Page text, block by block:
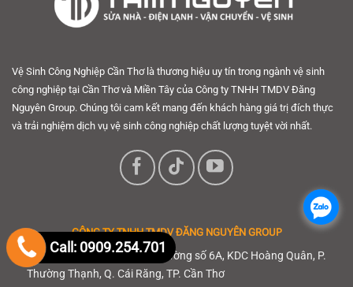
Vệ Sinh Công Nghiệp Cần Thơ là thương hiệu uy tín trong ngành vệ sinh
công nghiệp tại Cần Thơ và Miền Tây của Công ty TNHH TMDV Đăng
Nguyên Group. Chúng tôi cam kết mang đến khách hàng giá trị đích thực
và trải nghiệm dịch vụ vệ sinh công nghiệp chất lượng tuyệt vời nhất.
CÔNG TY TNHHTMDV ĐĂNG NGUYÊN GROUP
Địa chỉ Cần Thơ: C17-11 đường số 6A, KDC Hoàng Quân, P.
Thường Thạnh, Q. Cái Răng, TP. Cần Thơ
..
Call: 0909.254.701